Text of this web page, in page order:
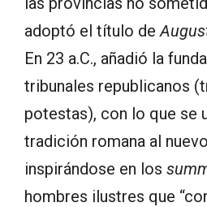
adoptó el título de
En 23 a.C., añadió la
tribunales republicanos
potestas), con lo que se
tradición romana al
inspirándose en los
hombres ilustres que